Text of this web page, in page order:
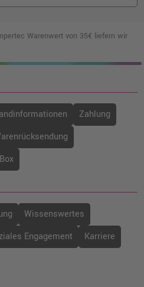
Warenwert von 35€ liefern wir
Zahlung
Wissenswertes
Engagement
Karriere